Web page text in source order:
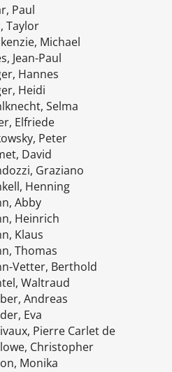
Paul
Taylor
Michael
Jean-Paul
Hannes
Heidi
Selma
Elfriede
Peter
David
Graziano
Henning
Abby
Heinrich
Klaus
Thomas
Vetter, Berthold
Waltraud
Andreas
Eva
Pierre Carlet de
Christopher
Monika